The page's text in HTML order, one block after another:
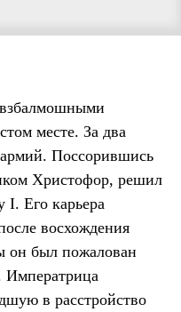
месте. За два
армий. Поссорившись
Христофор, решил
I. Его карьера
восхождения
он был пожалован
Императрица
в расстройство